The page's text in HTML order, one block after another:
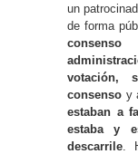
un
de forma
votación,
consenso y
estaban a
estaba y
descarrile .